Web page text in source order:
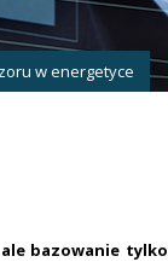
w energetyce
bazowanie tylko